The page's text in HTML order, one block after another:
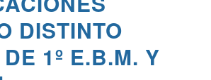
DISTINTO
1º E.B.M. Y